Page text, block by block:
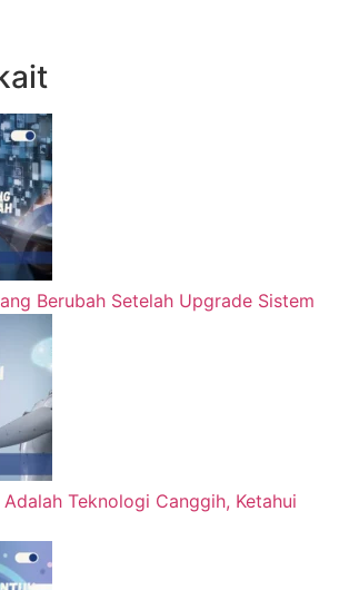
Berubah Setelah Upgrade Sistem
Teknologi Canggih, Ketahui